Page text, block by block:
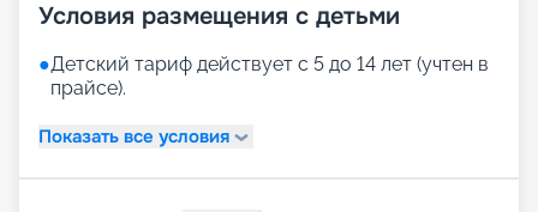
Условия размещения с детьми
●Детский тариф действует с 5 до 14 лет (учтен в
прайсе).
Показать все условия